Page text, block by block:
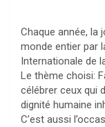
Chaque année, la
monde entier par
Internationale de
Le thème choisi:
célébrer ceux qui
dignité humaine
C’est aussi